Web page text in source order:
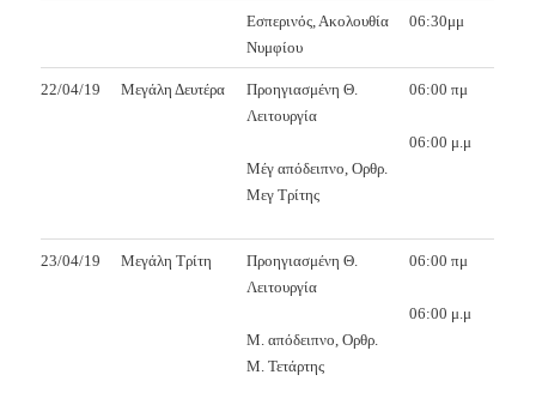
Εσπερινός, Ακολουθία
Νυμφίου
06:30μμ
22/04/19 Μεγάλη Δευτέρα
Προηγιασμένη Θ.
Λειτουργία
Μέγ απόδειπνο, Ορθρ.
Μεγ Τρίτης
06:00 πμ
06:00 μ.μ
23/04/19 Μεγάλη Τρίτη
Προηγιασμένη Θ.
Λειτουργία
Μ. απόδειπνο, Ορθρ.
Μ. Τετάρτης
06:00 πμ
06:00 μ.μ